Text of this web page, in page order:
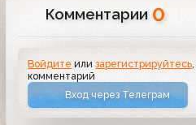
Комментарии 0
Войдите илизарегистрируйтесь
комментарий
Вход через Телеграм